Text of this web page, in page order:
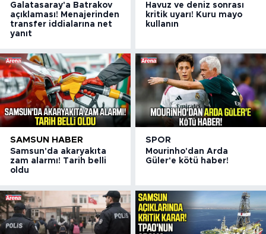
Galatasaray'a Batrakov
açıklaması! Menajerinden
transfer iddialarına net
yanıt
Havuz ve deniz sonrası
kritik uyarı! Kuru mayo
kullanın
SAMSUN HABER
Samsun'da akaryakıta
zam alarmı! Tarih belli
oldu
SPOR
Mourinho'dan Arda
Güler'e kötü haber!